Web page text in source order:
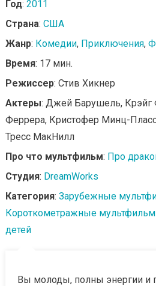
Год: 2011
Страна: США
Жанр: Комедии, Приключения,
Время: 17 мин.
Режиссер: Стив Хикнер
Актеры: Джей Барушель, Крэйг
Феррера, Кристофер Минц-
Тресс МакНилл
Про что мультфильм: Про
Студия: DreamWorks
Категория: Зарубежные
Короткометражные
детей
Вы молоды, полны энергии и